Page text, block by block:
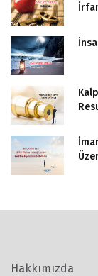
Hakkımızda